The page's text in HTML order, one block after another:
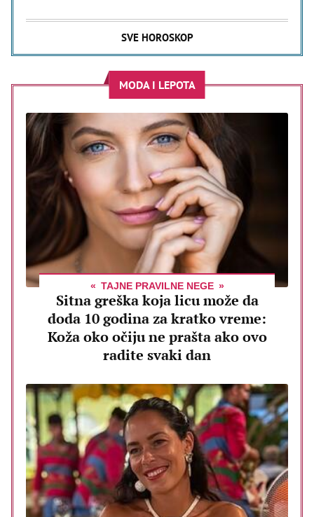
SVE HOROSKOP
MODA I LEPOTA
TAJNE PRAVILNE NEGE
Sitna greška koja licu može da
doda 10 godina za kratko vreme:
Koža oko očiju ne prašta ako ovo
radite svaki dan